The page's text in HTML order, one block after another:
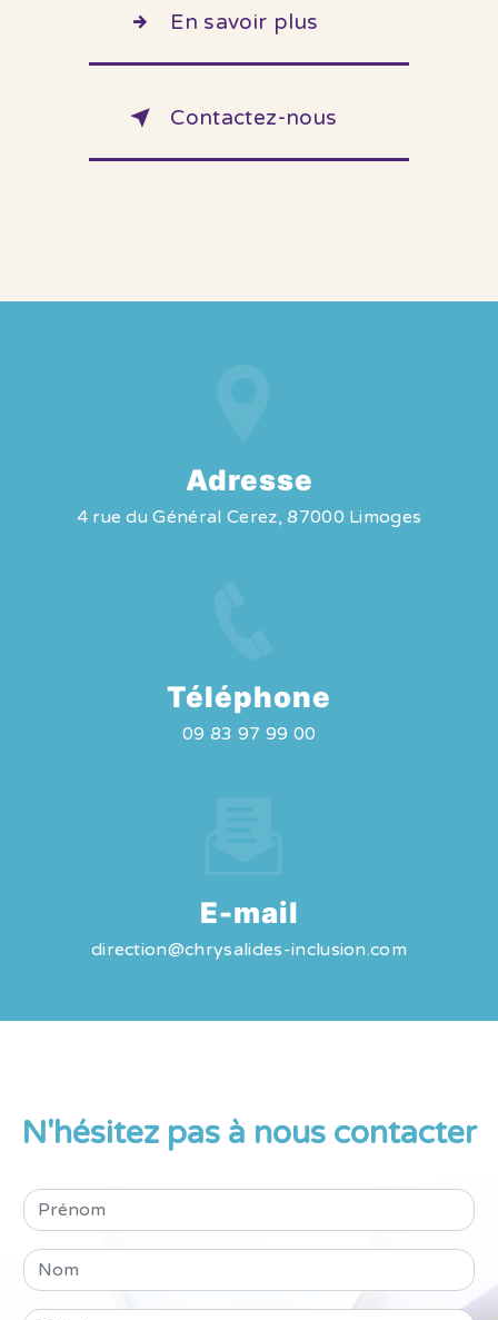
En savoir plus
Contactez-nous
Adresse
4 rue du Général Cerez, 87000 Limoges
Téléphone
09 83 97 99 00
E-mail
direction@chrysalides-inclusion.com
N'hésitez pas à nous contacter